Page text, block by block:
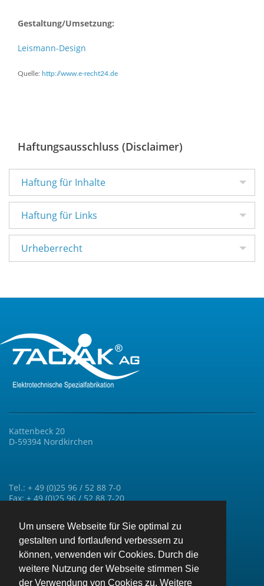
Um unsere Webseite für Sie optimal zu
gestalten und fortlaufend verbessern zu
können, verwenden wir Cookies. Durch die
weitere Nutzung der Webseite stimmen Sie
der Verwendung von Cookies zu. Weitere
Gestaltung/Umsetzung:
Leismann-Design
Quelle: http://www.e-recht24.de
Haftungsausschluss (Disclaimer)
Haftung für Inhalte
Haftung für Links
Urheberrecht
Kattenbeck 20
D-59394 Nordkirchen
Tel.: + 49 (0)25 96 / 52 88 7-0
Fax: + 49 (0)25 96 / 52 88 7-20
info@taciak.de